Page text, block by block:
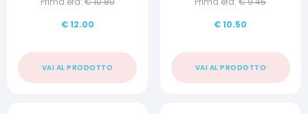
€12.00
VAI AL PRODOTTO
€10.50
VAI AL PRODOTTO